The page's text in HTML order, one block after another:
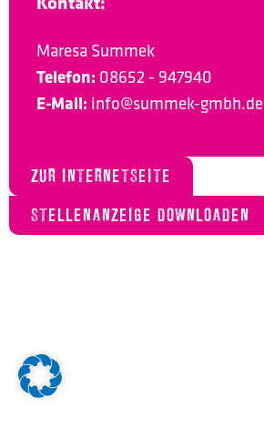
Maresa Summek
Telefon: 08652 - 947940
E-Mail: info@summek-gmbh.de
ZUR INTERNETSEITE
STELLENANZEIGE DOWNLOADEN